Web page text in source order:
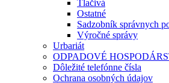
Tlačivá
Ostatné
Sadzobník správnych
Výročné správy
Urbariát
ODPADOVÉ
Dôležité telefónne čísla
Ochrana osobných údajov